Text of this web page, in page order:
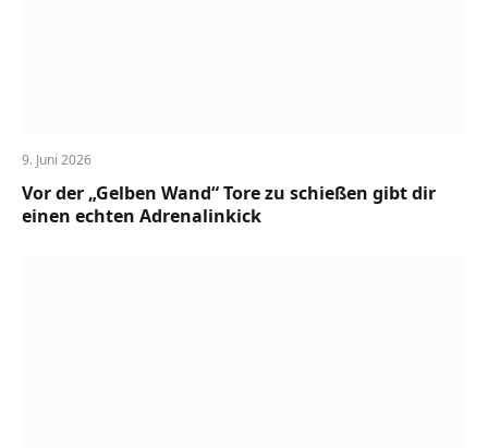
9. Juni 2026
Vor der „Gelben Wand“ Tore zu schießen gibt dir
einen echten Adrenalinkick